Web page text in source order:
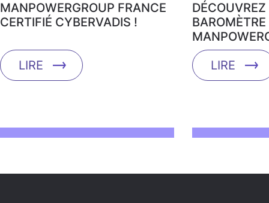
MANPOWERGROUP FRANCE
CERTIFIÉ CYBERVADIS !
LIRE
DÉCOUVREZ
LIRE